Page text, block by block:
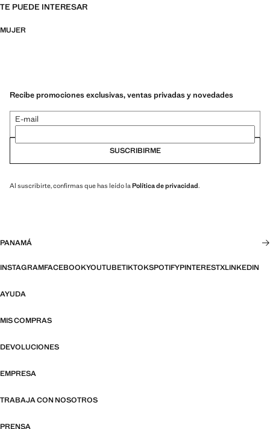
TE PUEDE INTERESAR
MUJER
Recibe promociones exclusivas, ventas privadas y novedades
E-mail
SUSCRIBIRME
Al suscribirte, confirmas que has leído laPolítica de privacidad.
PANAMÁ
INSTAGRAMFACEBOOKYOUTUBETIKTOKSPOTIFYPINTERESTXLINKEDIN
AYUDA
MIS COMPRAS
DEVOLUCIONES
EMPRESA
TRABAJA CON NOSOTROS
PRENSA